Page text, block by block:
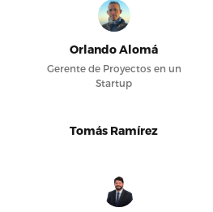
Orlando Alomá
Gerente de Proyectos en un
Startup
Tomás Ramírez